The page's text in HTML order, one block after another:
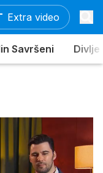
Extra video
Savršeni Divlje